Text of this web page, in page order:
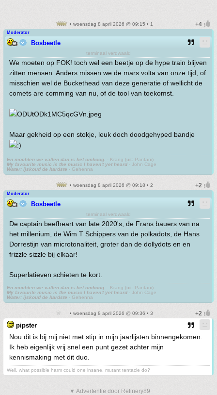
• woensdag 8 april 2026 @ 09:15 • 1
Moderator
Bosbeetle
terminaal verdwaald
We moeten op FOK! toch wel een beetje op de hype train blijven
zitten mensen. Anders missen we de mars volta van onze tijd, of
misschien wel de Buckethead van deze generatie of wellicht de
comets are comming van nu, of de tool van toekomst.
Maar gekheid op een stokje, leuk doch doodgehyped bandje
En mochten we vallen dan is het omhoog.
- Krang (uit: Pantani)
My favourite music is the music I haven't yet heard - John Cage
Water: ijskoud de hardste - Gehenna
• woensdag 8 april 2026 @ 09:18 • 2
Moderator
Bosbeetle
terminaal verdwaald
De captain beefheart van late 2020's, de Frans bauers van na
het millenium, de Wim T Schippers van de polkadots, de Hans
Dorrestijn van microtonaliteit, groter dan de dollydots en en
frizzle sizzle bij elkaar!
Superlatieven schieten te kort.
En mochten we vallen dan is het omhoog.
- Krang (uit: Pantani)
My favourite music is the music I haven't yet heard - John Cage
Water: ijskoud de hardste - Gehenna
• woensdag 8 april 2026 @ 09:36 • 3
pipster
Nou dit is bij mij niet met stip in mijn jaarlijsten binnengekomen.
Ik heb eigenlijk vrij snel een punt gezet achter mijn
kennismaking met dit duo.
Well, what possible harm could one insane, mutant tentacle do?
▼ Advertentie door Refinery89